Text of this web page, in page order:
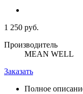
1 250 руб.
Производитель
MEAN WELL
Заказать
Полное